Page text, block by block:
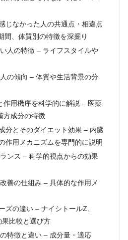
じなかった人の共通点・相違点
間、体質別の特徴を深掘り
人の特徴 – ライフスタイルや
の傾向 – 体質や生活背景の分
作用機序を科学的に解説 – 医薬
方成分の特徴
分とそのダイエット効果 – 内臓
作用メカニズムを専門的に説明
ンス – 科学的視点からの効果
善の仕組み – 具体的な作用メ
ズの違い – ナイシトールZ、
比較と選び方
特徴と違い – 成分量・適応